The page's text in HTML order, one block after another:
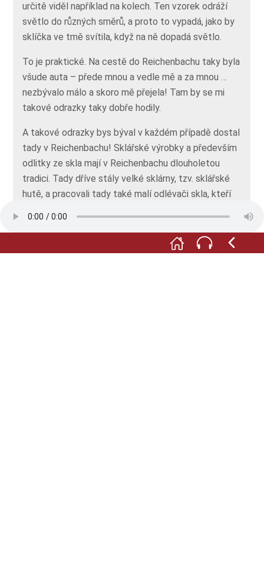
určitě viděl například na kolech. Ten vzorek odráží
světlo do různých směrů, a proto to vypadá, jako by
sklíčka ve tmě svítila, když na ně dopadá světlo.
To je praktické. Na cestě do Reichenbachu taky byla
všude auta – přede mnou a vedle mě a za mnou …
nezbývalo málo a skoro mě přejela! Tam by se mi
takové odrazky taky dobře hodily.
A takové odrazky bys býval v každém případě dostal
tady v Reichenbachu! Sklářské výrobky a především
odlitky ze skla mají v Reichenbachu dlouholetou
tradici. Tady dříve stály velké sklárny, tzv. sklářské
hutě, a pracovali tady také malí odlévači skla, kteří
Takže tady dříve žilo více odlévačů skla, jako jste